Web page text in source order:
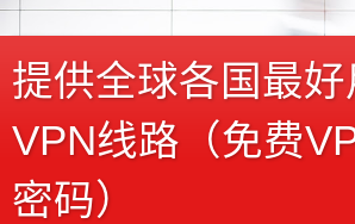
提供全球各国最
VPN线路（免费
密码）